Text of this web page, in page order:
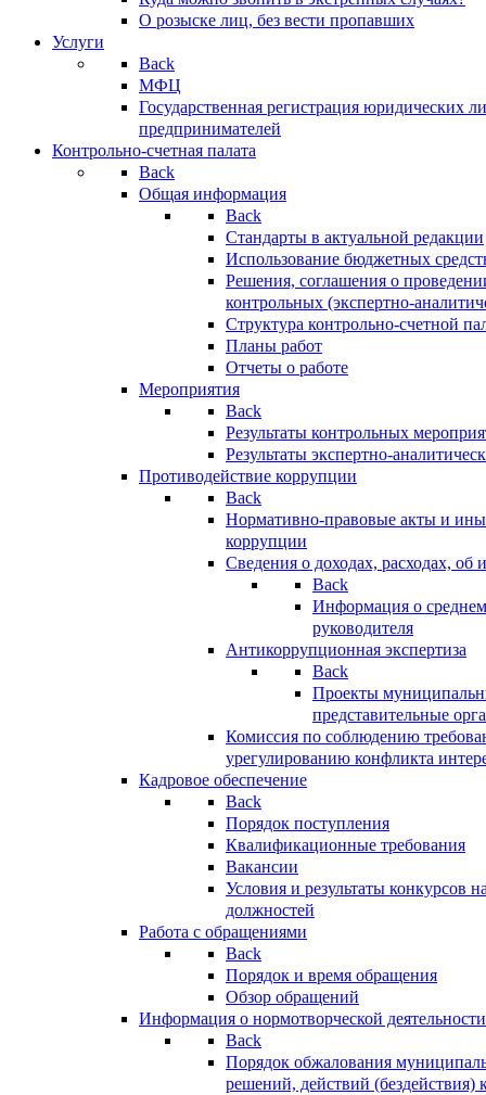
О розыске лиц, без вести пропавших
Услуги
Back
МФЦ
Государственная регистрация юридических
предпринимателей
Контрольно-счетная палата
Back
Общая информация
Back
Стандарты в актуальной редакции
Использование бюджетных
Решения, соглашения о
контрольных (экспертно-
Структура контрольно-счетной
Планы работ
Отчеты о работе
Мероприятия
Back
Результаты контрольных
Результаты экспертно-
Противодействие коррупции
Back
Нормативно-правовые акты и
коррупции
Сведения о доходах, расходах, об
Back
Информация о
руководителя
Антикоррупционная экспертиза
Back
Проекты
представительные
Комиссия по соблюдению
урегулированию конфликта
Кадровое обеспечение
Back
Порядок поступления
Квалификационные требования
Вакансии
Условия и результаты конкурсов
должностей
Работа с обращениями
Back
Порядок и время обращения
Обзор обращений
Информация о нормотворческой деятельности
Back
Порядок обжалования
решений, действий (бездействия)